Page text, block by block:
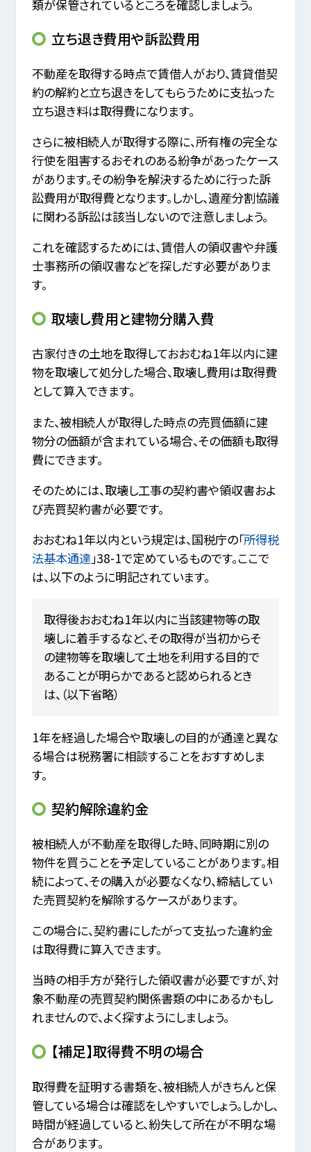
類が保管されているところを確認しましょう。
立ち退き費用や訴訟費用
不動産を取得する時点で賃借人がおり、賃貸借契
約の解約と立ち退きをしてもらうために支払った
立ち退き料は取得費になります。
さらに被相続人が取得する際に、所有権の完全な
行使を阻害するおそれのある紛争があったケース
があります。その紛争を解決するために行った訴
訟費用が取得費となります。しかし、遺産分割協議
に関わる訴訟は該当しないので注意しましょう。
これを確認するためには、賃借人の領収書や弁護
士事務所の領収書などを探しだす必要がありま
す。
取壊し費用と建物分購入費
古家付きの土地を取得しておおむね1年以内に建
物を取壊して処分した場合、取壊し費用は取得費
として算入できます。
また、被相続人が取得した時点の売買価額に建
物分の価額が含まれている場合、その価額も取得
費にできます。
そのためには、取壊し工事の契約書や領収書およ
び売買契約書が必要です。
おおむね1年以内という規定は、国税庁の「所得税
法基本通達」38-1で定めているものです。ここで
は、以下のように明記されています。
取得後おおむね1年以内に当該建物等の取
壊しに着手するなど、その取得が当初からそ
の建物等を取壊して土地を利用する目的で
あることが明らかであると認められるとき
は、（以下省略）
1年を経過した場合や取壊しの目的が通達と異な
る場合は税務署に相談することをおすすめしま
す。
契約解除違約金
被相続人が不動産を取得した時、同時期に別の
物件を買うことを予定していることがあります。相
続によって、その購入が必要なくなり、締結してい
た売買契約を解除するケースがあります。
この場合に、契約書にしたがって支払った違約金
は取得費に算入できます。
当時の相手方が発行した領収書が必要ですが、対
象不動産の売買契約関係書類の中にあるかもし
れませんので、よく探すようにしましょう。
【補足】取得費不明の場合
取得費を証明する書類を、被相続人がきちんと保
管している場合は確認をしやすいでしょう。しかし、
時間が経過していると、紛失して所在が不明な場
合があります。